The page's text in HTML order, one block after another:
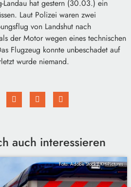
Landau hat gestern (30.03.) ein
Laut Polizei waren zwei
von Landshut nach
der Motor wegen eines technischen
Flugzeug konnte unbeschadet auf
wurde niemand.
auch interessieren
Foto: Adobe Stock EKH-Pictures